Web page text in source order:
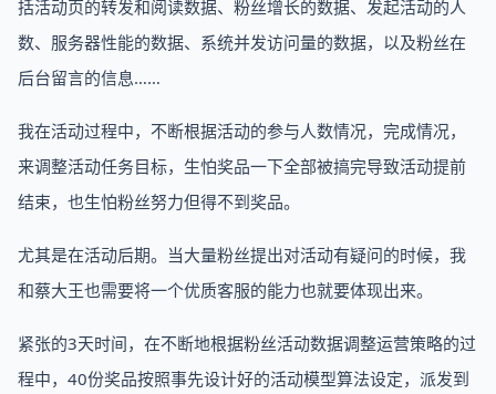
括活动页的转发和阅读数据、粉丝增长的数据、发起活动的人
数、服务器性能的数据、系统并发访问量的数据，以及粉丝在
后台留言的信息……
我在活动过程中，不断根据活动的参与人数情况，完成情况，
来调整活动任务目标，生怕奖品一下全部被搞完导致活动提前
结束，也生怕粉丝努力但得不到奖品。
尤其是在活动后期。当大量粉丝提出对活动有疑问的时候，我
和蔡大王也需要将一个优质客服的能力也就要体现出来。
紧张的3天时间，在不断地根据粉丝活动数据调整运营策略的过
程中，40份奖品按照事先设计好的活动模型算法设定，派发到